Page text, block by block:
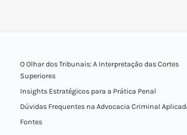
O Olhar dos Tribunais: A Interpretação das Cortes
Superiores
Insights Estratégicos para a Prática Penal
Dúvidas Frequentes na Advocacia Criminal
Fontes